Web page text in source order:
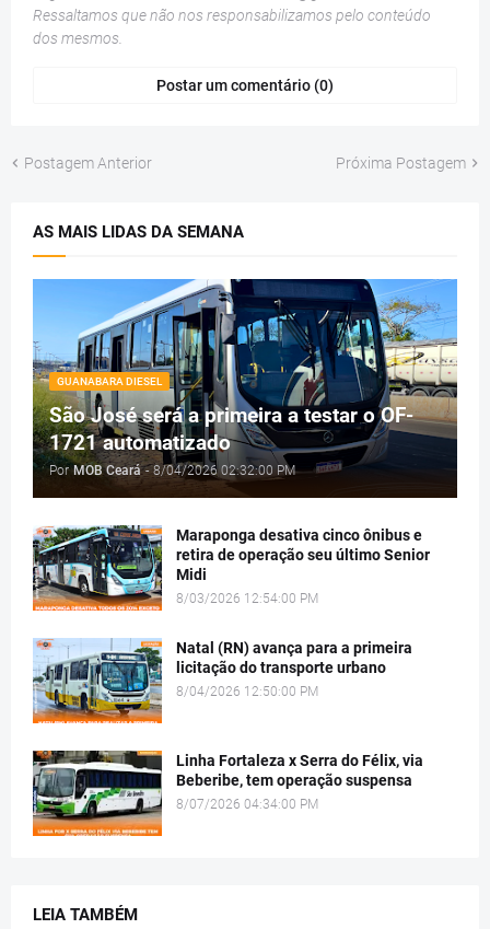
Ressaltamos que não nos responsabilizamos pelo conteúdo
dos mesmos.
Postar um comentário (0)
Postagem Anterior Próxima Postagem
AS MAIS LIDAS DA SEMANA
GUANABARA DIESEL
São José será a primeira a testar o OF-
1721 automatizado
Por MOB Ceará - 8/04/2026 02:32:00 PM
Maraponga desativa cinco ônibus e
retira de operação seu último Senior
Midi
8/03/2026 12:54:00 PM
Natal (RN) avança para a primeira
licitação do transporte urbano
8/04/2026 12:50:00 PM
Linha Fortaleza x Serra do Félix, via
Beberibe, tem operação suspensa
8/07/2026 04:34:00 PM
LEIA TAMBÉM